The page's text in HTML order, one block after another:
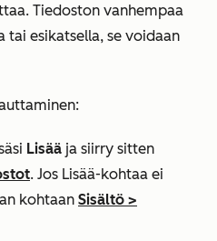
Tiedoston vanhempaa
tai esikatsella, se voidaan
Lisää ja siirry sitten
. Jos Lisää-kohtaa ei
kohtaan Sisältö >